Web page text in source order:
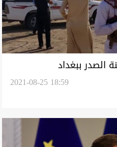
الصدر ببغداد
2021-08-25 18:59